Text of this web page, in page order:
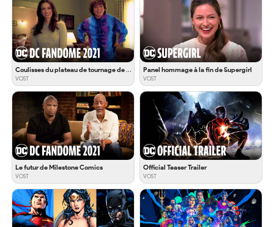
Coulisses du plateau de tournage de Superman & Lois
VOST
Panel hommage à la fin de Supergirl
VOST
Le futur de Milestone Comics
VOST
Official Teaser Trailer
VOST